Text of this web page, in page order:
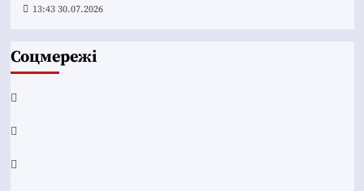
13:43 30.07.2026
Соцмережі
Facebook
YouTube
Telegram